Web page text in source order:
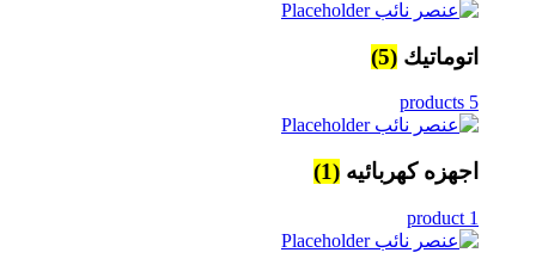
اتوماتيك (5)
5 products
اجهزه كهربائيه (1)
1 product